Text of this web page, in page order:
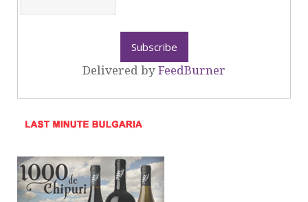
Delivered by FeedBurner